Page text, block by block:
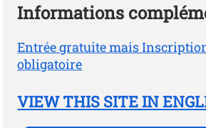
Informations
Entrée gratuite mais
obligatoire
VIEW THIS SITE IN